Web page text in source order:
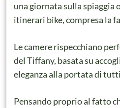
una giornata sulla spiaggia
itinerari bike, compresa la
Le camere rispecchiano
del Tiffany, basata su
eleganza alla portata di
Pensando proprio al fatto